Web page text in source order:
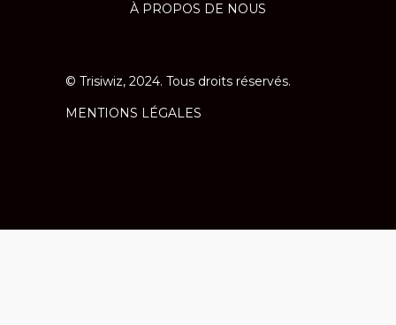
À PROPOS DE NOUS
© Trisiwiz, 2024. Tous droits réservés.
MENTIONS LÉGALES